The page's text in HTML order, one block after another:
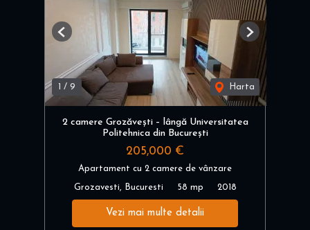
/ 9 Harta
Previous Next
2 camere Grozăvești – lângă Universitatea
Politehnica din București
205,000 €
Apartament cu 2 camere de vânzare
Grozavesti, Bucuresti 58 mp 2018
Vezi mai multe detalii